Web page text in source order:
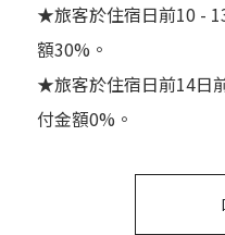
★旅客於住宿日前10 -
額30%。
★旅客於住宿日前14日
付金額0%。